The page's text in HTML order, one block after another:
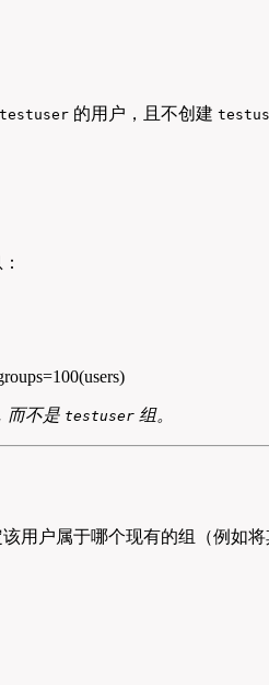
testuser 的用户，且不创建
而不是 testuser 组。
用户属于哪个现有的组（例如将